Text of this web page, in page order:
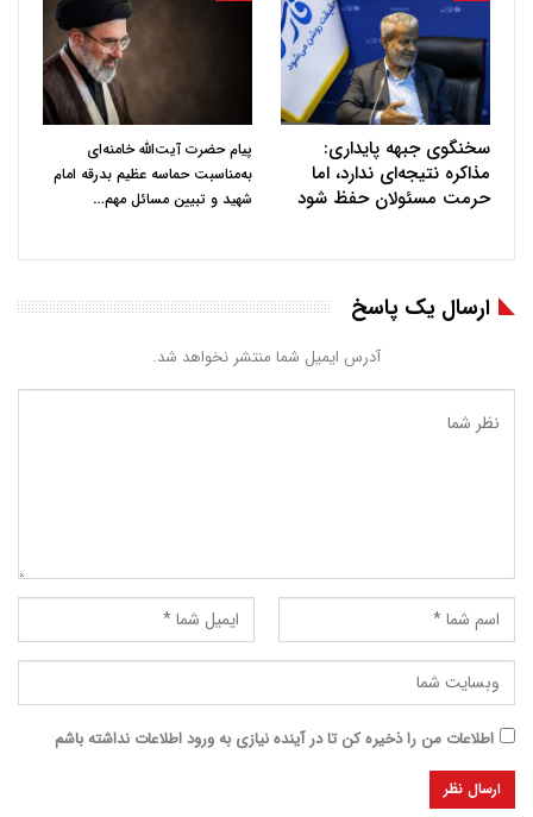
سخنگوی جبهه پایداری:
مذاکره نتیجه‌ای ندارد، اما
حرمت مسئولان حفظ شود
پیام حضرت آیت‌الله خامنه‌ای
به‌مناسبت حماسه عظیم بدرقه امام
شهید و تبیین مسائل مهم…
ارسال یک پاسخ
آدرس ایمیل شما منتشر نخواهد شد.
اطلاعات من را ذخیره کن تا در آینده نیازی به ورود اطلاعات نداشته باشم